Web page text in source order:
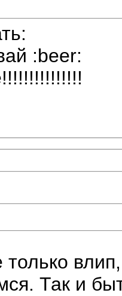
:beer:
Так и